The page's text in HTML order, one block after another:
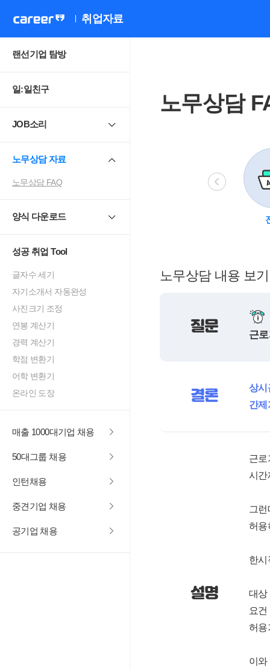
취업자료
랜선기업 탐방
일:일친구
JOB소리
노무상담 자료
노무상담 FAQ
양식 다운로드
성공 취업 Tool
글자수 세기
자기소개서 자동완성
사진크기 조정
연봉 계산기
경력 계산기
학점 변환기
어학 변환기
온라인 도장
매출 1000대기업 채용
50대그룹 채용
인턴채용
중견기업 채용
공기업 채용
노무상담
비정규직 모성보호
노무상담 내용 보기
질문 근
결론
상시
간제
설명
근로
시간
그
허용
한시
대상
요
허용
이와